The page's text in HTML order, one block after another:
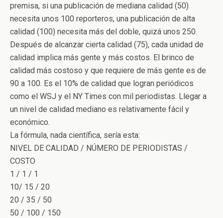
premisa, si una publicación de mediana calidad (50)
necesita unos 100 reporteros, una publicación de alta
calidad (100) necesita más del doble, quizá unos 250.
Después de alcanzar cierta calidad (75), cada unidad de
calidad implica más gente y más costos. El brinco de
calidad más costoso y que requiere de más gente es de
90 a 100. Es el 10% de calidad que logran periódicos
como el WSJ y el NY Times con mil periodistas. Llegar a
un nivel de calidad mediano es relativamente fácil y
económico.
La fórmula, nada científica, sería esta:
NIVEL DE CALIDAD / NÚMERO DE PERIODISTAS /
COSTO
1 / 1 / 1
10/ 15 / 20
20 / 35 / 50
50 / 100 / 150